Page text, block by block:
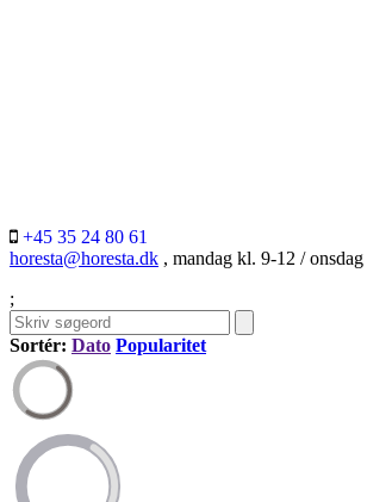
+45 35 24 80 61
horesta@horesta.dk , mandag kl. 9-12 /
;
Sortér: Dato Popularitet